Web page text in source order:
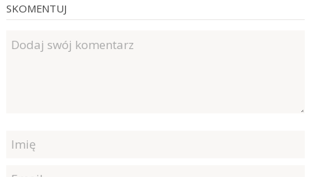
SKOMENTUJ